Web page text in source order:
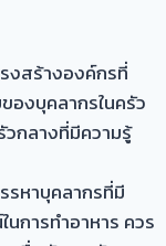
งสร้างองค์กรที่
องบุคลากรในครัว
กลางที่มีความรู้
รหาบุคลากรที่มี
การทำอาหาร ควร